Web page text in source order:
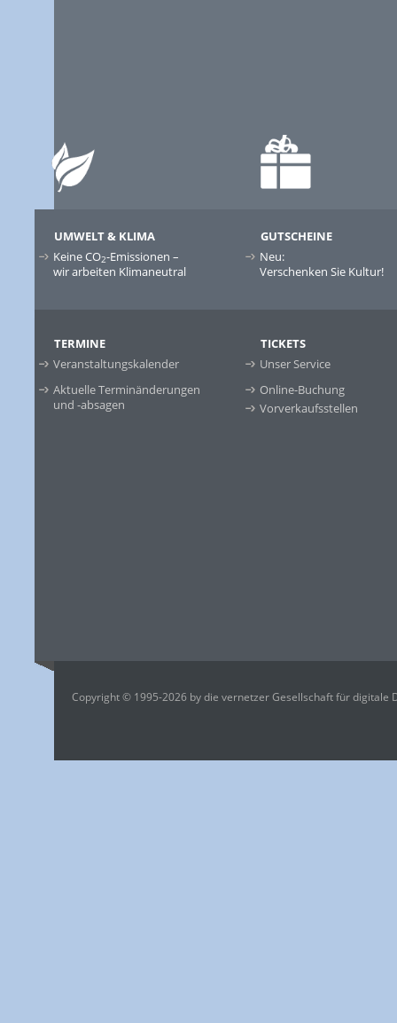
UMWELT & KLIMA
Keine CO2-Emissionen –
wir arbeiten Klimaneutral
GUTSCHEINE
Neu:
Verschenken Sie Kultur!
TERMINE
Veranstaltungskalender
Aktuelle Terminänderungen
und -absagen
TICKETS
Unser Service
Online-Buchung
Vorverkaufsstellen
Copyright © 1995-2026 by die vernetzer Gesellschaft für digitale